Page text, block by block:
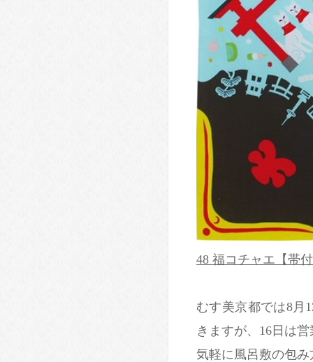
48 福コチャエ【帯
むす美京都では8月
きますが、16日は
気軽に風呂敷の包